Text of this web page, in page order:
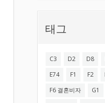
태그
C3 D2 D8
E74
F1 F2
F6 결혼비자
G1